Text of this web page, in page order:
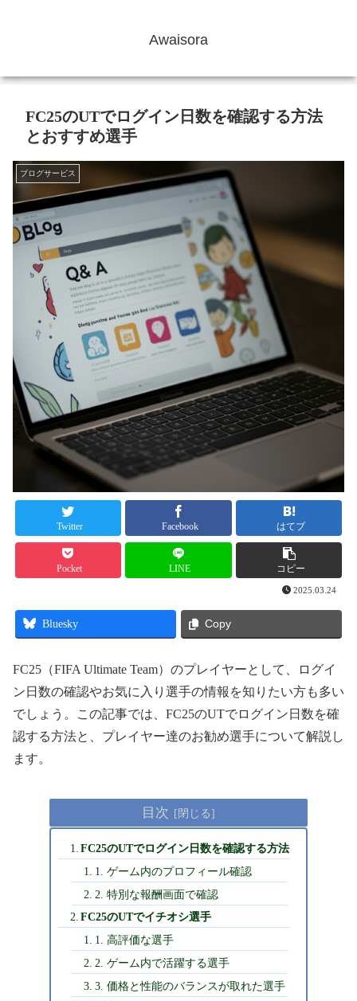
Awaisora
FC25のUTでログイン日数を確認する方法
とおすすめ選手
ブログサービス
Twitter Facebook はてブ
Pocket LINE コピー
2025.03.24
Bluesky Copy
FC25（FIFA Ultimate Team）のプレイヤーとして、ログイ
ン日数の確認やお気に入り選手の情報を知りたい方も多い
でしょう。この記事では、FC25のUTでログイン日数を確
認する方法と、プレイヤー達のお勧め選手について解説し
ます。
目次
FC25のUTでログイン日数を確認する方法
1. ゲーム内のプロフィール確認
2. 特別な報酬画面で確認
FC25のUTでイチオシ選手
1. 高評価な選手
2. ゲーム内で活躍する選手
3. 価格と性能のバランスが取れた選手